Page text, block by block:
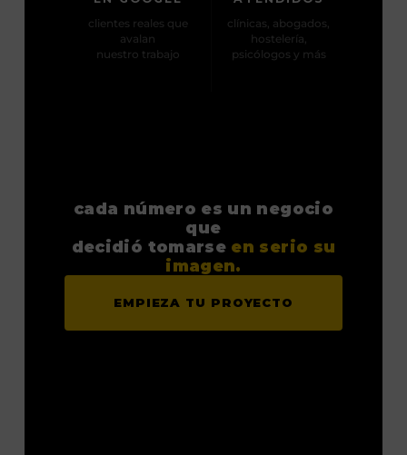
clientes reales que
avalan
nuestro trabajo
clínicas, abogados,
hostelería,
psicólogos y más
cada número es un negocio
que
decidió tomarse en serio su
imagen.
EMPIEZA TU PROYECTO